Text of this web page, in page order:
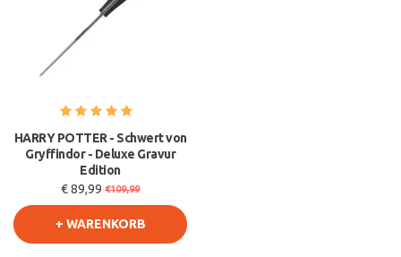
HARRY POTTER - Schwert von
Gryffindor - Deluxe Gravur
Edition
€ 89,99 €109,99
+ WARENKORB